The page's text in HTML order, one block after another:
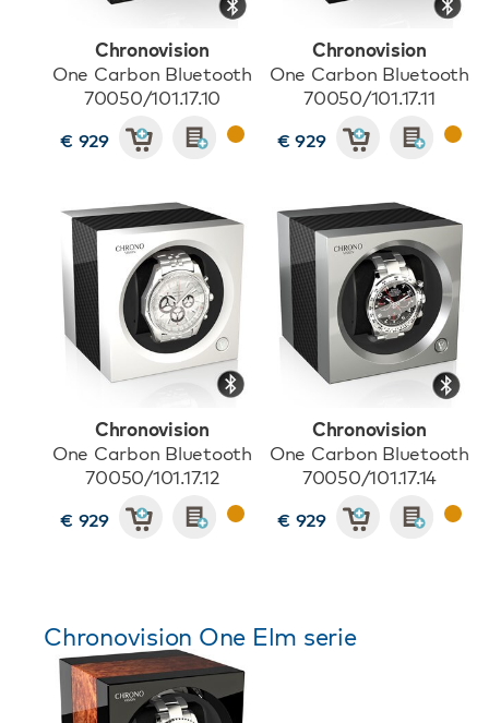
Chronovision
One Carbon Bluetooth
70050/101.17.10
€ 929
Chronovision
One Carbon Bluetooth
70050/101.17.11
€ 929
Chronovision
One Carbon Bluetooth
70050/101.17.12
€ 929
Chronovision
One Carbon Bluetooth
70050/101.17.14
€ 929
Chronovision One Elm serie